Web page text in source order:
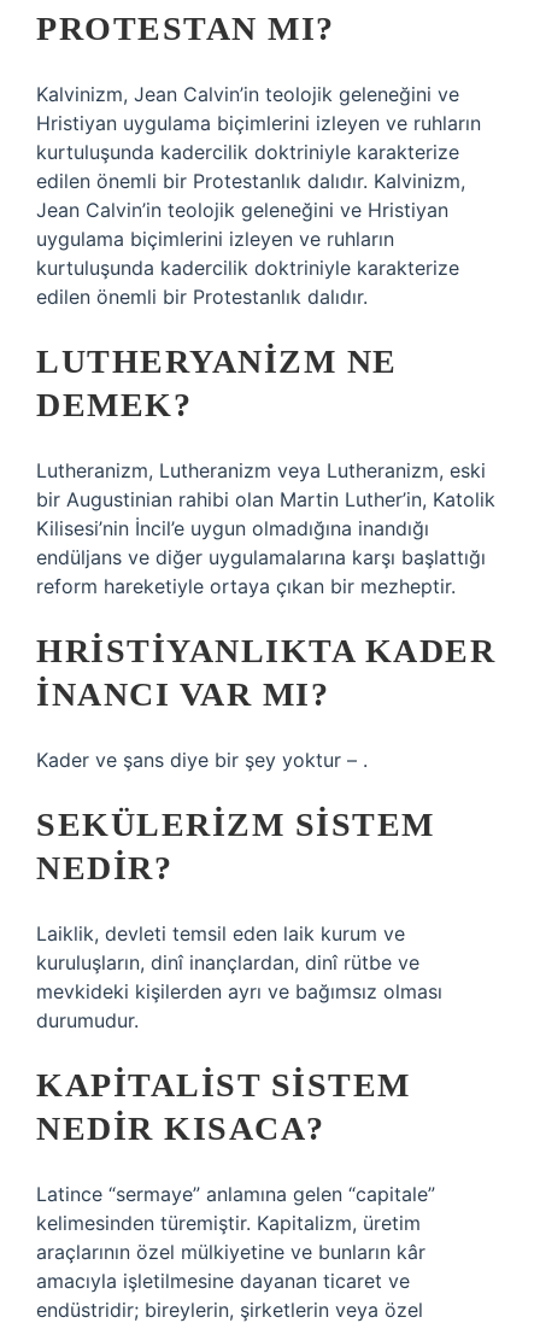
PROTESTAN MI?
Kalvinizm, Jean Calvin’in teolojik geleneğini ve
Hristiyan uygulama biçimlerini izleyen ve ruhların
kurtuluşunda kadercilik doktriniyle karakterize
edilen önemli bir Protestanlık dalıdır. Kalvinizm,
Jean Calvin’in teolojik geleneğini ve Hristiyan
uygulama biçimlerini izleyen ve ruhların
kurtuluşunda kadercilik doktriniyle karakterize
edilen önemli bir Protestanlık dalıdır.
LUTHERYANIZM NE
DEMEK?
Lutheranizm, Lutheranizm veya Lutheranizm, eski
bir Augustinian rahibi olan Martin Luther’in, Katolik
Kilisesi’nin İncil’e uygun olmadığına inandığı
endüljans ve diğer uygulamalarına karşı başlattığı
reform hareketiyle ortaya çıkan bir mezheptir.
HRISTIYANLIKTA KADER
INANCI VAR MI?
Kader ve şans diye bir şey yoktur – .
SEKÜLERIZM SISTEM
NEDIR?
Laiklik, devleti temsil eden laik kurum ve
kuruluşların, dinî inançlardan, dinî rütbe ve
mevkideki kişilerden ayrı ve bağımsız olması
durumudur.
KAPITALIST SISTEM
NEDIR KISACA?
Latince “sermaye” anlamına gelen “capitale”
kelimesinden türemiştir. Kapitalizm, üretim
araçlarının özel mülkiyetine ve bunların kâr
amacıyla işletilmesine dayanan ticaret ve
endüstridir; bireylerin, şirketlerin veya özel